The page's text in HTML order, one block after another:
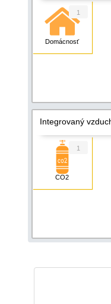
Domácnosť
1
Integrovaný
CO2
1